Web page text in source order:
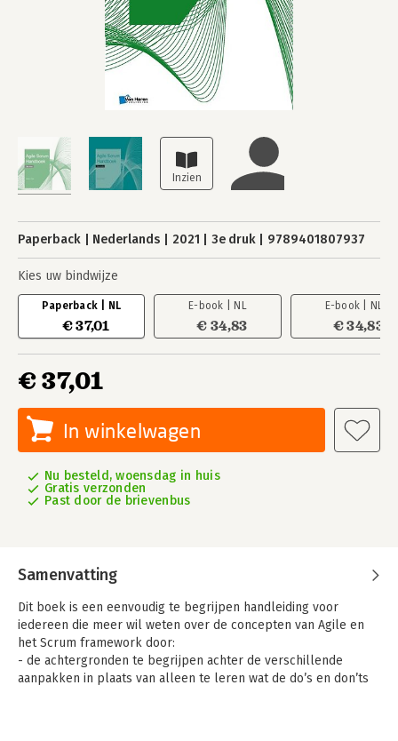
Paperback Nederlands 2021 3e druk 9789401807937
Kies uw bindwijze
Paperback | NL
€ 37,01
E-book | NL
€ 34,83
E-book | NL
€ 34,83
€ 37,01
In winkelwagen
Nu besteld, woensdag in huis
Gratis verzonden
Past door de brievenbus
Samenvatting
Dit boek is een eenvoudig te begrijpen handleiding voor
iedereen die meer wil weten over de concepten van Agile en
het Scrum framework door:
- de achtergronden te begrijpen achter de verschillende
aanpakken in plaats van alleen te leren wat de do’s en don’ts